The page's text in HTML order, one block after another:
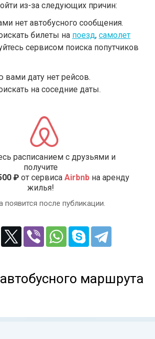
из-за следующих причин:
нет автобусного сообщения.
билеты на поезд, самолет
сервисом поиска попутчиков
дату нет рейсов.
на соседние даты.
расписанием с друзьями и
получите
₽от сервиса Airbnbна аренду
жилья!
появится после публикации.
маршрута